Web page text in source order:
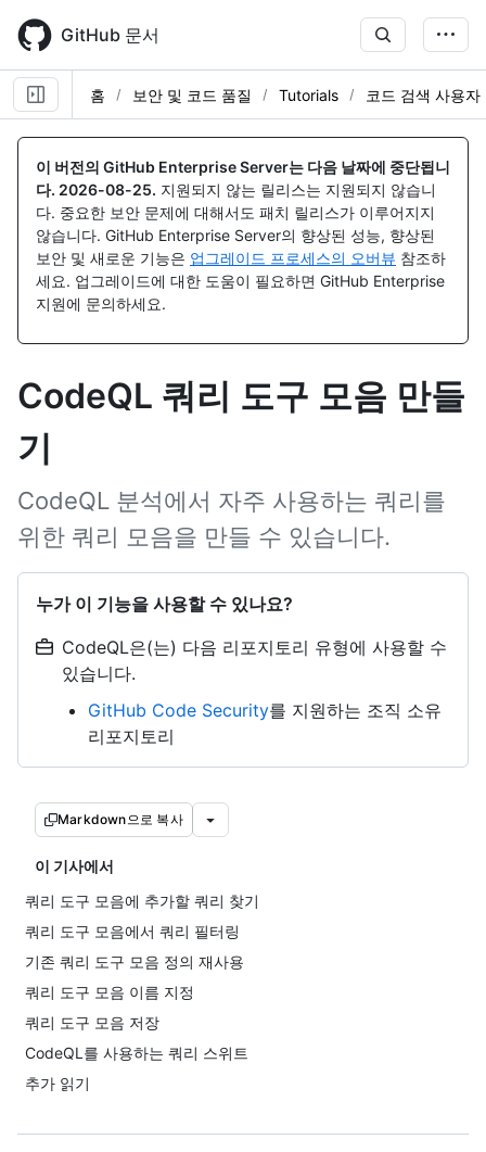
main
content
GitHub 문서
홈 보안 및 코드 품질 Tutorials 코드 검색 사용자
이 버전의 GitHub Enterprise Server는 다음 날짜에 중단됩니
다. 2026-08-25. 지원되지 않는 릴리스는 지원되지 않습니
다. 중요한 보안 문제에 대해서도 패치 릴리스가 이루어지지
않습니다. GitHub Enterprise Server의 향상된 성능, 향상된
보안 및 새로운 기능은 업그레이드 프로세스의 오버뷰 참조하
세요. 업그레이드에 대한 도움이 필요하면 GitHub Enterprise
지원에 문의하세요.
CodeQL 쿼리 도구 모음 만들
기
CodeQL 분석에서 자주 사용하는 쿼리를
위한 쿼리 모음을 만들 수 있습니다.
누가 이 기능을 사용할 수 있나요?
CodeQL은(는) 다음 리포지토리 유형에 사용할 수
있습니다.
GitHub Code Security를 지원하는 조직 소유
리포지토리
Markdown으로 복사
이 기사에서
쿼리 도구 모음에 추가할 쿼리 찾기
쿼리 도구 모음에서 쿼리 필터링
기존 쿼리 도구 모음 정의 재사용
쿼리 도구 모음 이름 지정
쿼리 도구 모음 저장
CodeQL를 사용하는 쿼리 스위트
추가 읽기